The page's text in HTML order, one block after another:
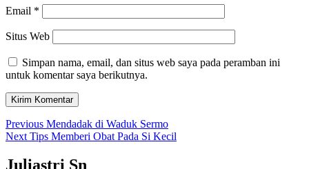
Email *
Situs Web
Simpan nama, email, dan situs web saya pada peramban ini
untuk komentar saya berikutnya.
Navigasi
pos
Previous Previous
post:
Mendadak di Waduk Sermo
Next Next
Tips Memberi Obat Pada Si Kecil
Juliastri Sn